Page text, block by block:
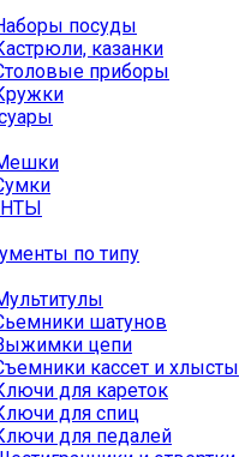
посуды
казанки
приборы
по типу
шатунов
цепи
кассет и хлысты
для кареток
для спиц
для педалей